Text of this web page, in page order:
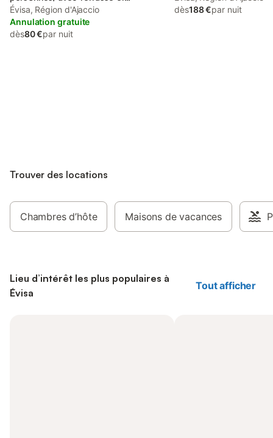
Jardin
Évisa, Région d'Ajaccio
Annulation gratuite
dès80 €par nuit
dès188 €par nuit
Trouver des locations
Chambres d’hôte Maisons de vacances
Lieu d’intérêt les plus populaires à
Évisa
Tout afficher